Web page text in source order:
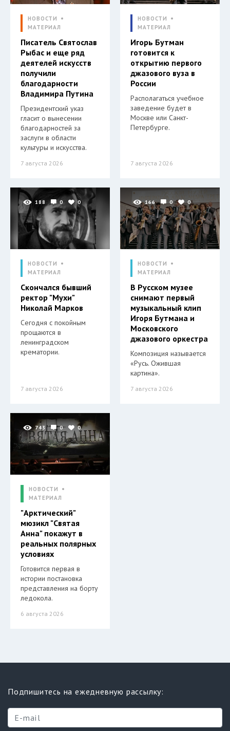
НОВОСТИ
МАТЕРИАЛ
Писатель Святослав
Рыбас и еще ряд
деятелей искусств
получили
благодарности
Владимира Путина
Президентский указ
гласит о вынесении
благодарностей за
заслуги в области
культуры и искусства.
7 августа 2026
НОВОСТИ
МАТЕРИАЛ
Игорь Бутман
готовится к
открытию первого
джазового вуза в
России
Располагаться учебное
заведение будет в
Москве или Санкт-
Петербурге.
7 августа 2026
188 0 0
НОВОСТИ
МАТЕРИАЛ
Скончался бывший
ректор "Мухи"
Николай Марков
Сегодня с покойным
прощаются в
ленинградском
крематории.
7 августа 2026
166 0 0
НОВОСТИ
МАТЕРИАЛ
В Русском музее
снимают первый
музыкальный клип
Игоря Бутмана и
Московского
джазового оркестра
Композиция называется
«Русь. Ожившая
картина».
7 августа 2026
743 0 0
НОВОСТИ
МАТЕРИАЛ
"Арктический"
мюзикл "Святая
Анна" покажут в
реальных полярных
условиях
Готовится первая в
истории постановка
представления на борту
ледокола.
6 августа 2026
Подпишитесь на ежедневную рассылку: